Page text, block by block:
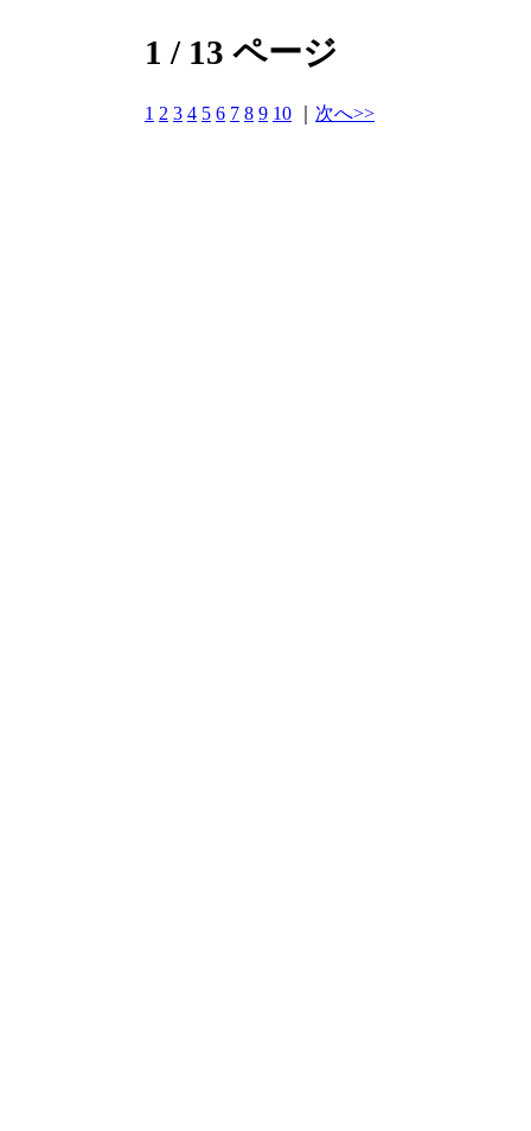
1 / 13 ページ
1 2 3 4 5 6 7 8 9 10 次へ>>